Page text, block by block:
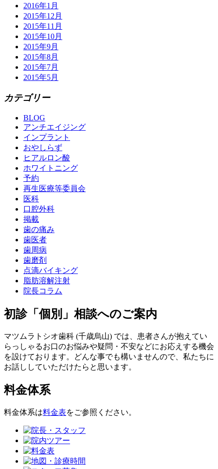
2016年1月
2015年12月
2015年11月
2015年10月
2015年9月
2015年8月
2015年7月
2015年5月
カテゴリー
BLOG
アンチエイジング
インプラント
おやしらず
ヒアルロン酸
ホワイトニング
予約
再生医療等委員会
医科
口腔外科
掲載
歯の痛み
歯医者
歯周病
歯磨剤
点滴バイキング
脂肪溶解注射
院長コラム
初診「個別」相談へのご案内
マツムラトシオ歯科 (千歳烏山) では、患者さんが抱えてい
らっしゃるお口のお悩みや疑問・不安などにお応えする機会
を設けております。どんな事でも構いませんので、私たちに
お話ししていただけたらと思います。
料金体系
料金体系は料金表をご参照ください。